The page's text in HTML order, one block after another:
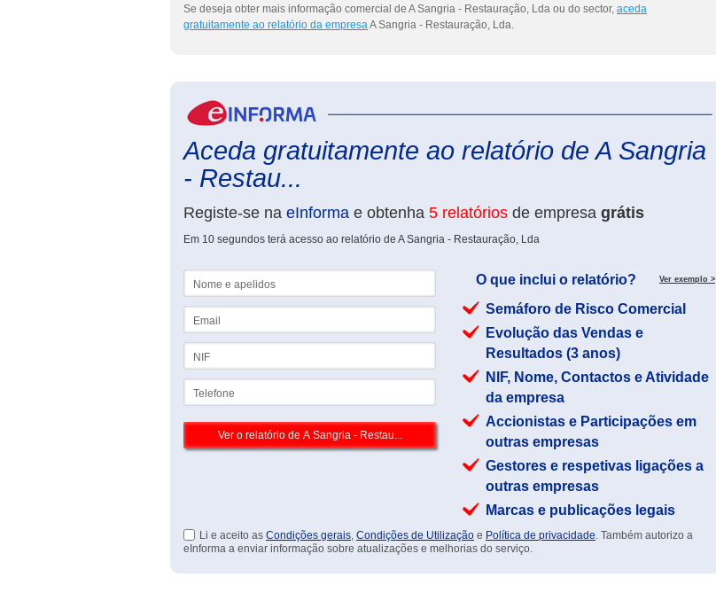
Se deseja obter mais informação comercial de A Sangria - Restauração, Lda ou do sector, aceda
gratuitamente ao relatório da empresaA Sangria - Restauração, Lda.
Aceda gratuitamente ao relatório de A Sangria
- Restau...
Registe-se na eInforma e obtenha 5 relatórios de empresa grátis
Em 10 segundos terá acesso ao relatório de A Sangria - Restauração, Lda
O que inclui o relatório? Ver exemplo >
Semáforo de Risco Comercial
Evolução das Vendas e
Resultados (3 anos)
NIF, Nome, Contactos e Atividade
da empresa
Accionistas e Participações em
outras empresas
Gestores e respetivas ligações a
outras empresas
Marcas e publicações legais
Li e aceito as Condições gerais, Condições de Utilização e Política de privacidade. Também autorizo a
eInforma a enviar informação sobre atualizações e melhorias do serviço.